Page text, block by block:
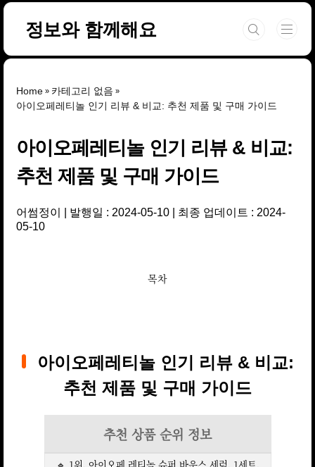
본문 바로가기
정보와 함께해요
Home
카테고리 없음
아이오페레티놀 인기 리뷰 & 비교: 추천 제품 및 구매 가이드
아이오페레티놀 인기 리뷰 & 비교:
추천 제품 및 구매 가이드
어썸정이 발행일 : 2024-05-10
최종 업데이트 : 2024-
05-10
목차
아이오페레티놀 인기 리뷰 & 비교:
추천 제품 및 구매 가이드
추천 상품 순위 정보